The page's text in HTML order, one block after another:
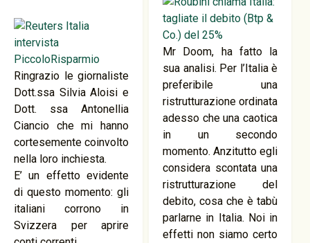
Mr Doom, ha fatto la
sua analisi. Per l’Italia è
preferibile una
ristrutturazione ordinata
adesso che una caotica
in un secondo
momento. Anzitutto egli
considera scontata una
ristrutturazione del
debito, cosa che è tabù
parlarne in Italia. Noi in
effetti non siamo certo
Ringrazio le giornaliste
Dott.ssa Silvia Aloisi e
Dott. ssa Antonellia
Ciancio che mi hanno
cortesemente coinvolto
nella loro inchiesta.
E’ un effetto evidente
di questo momento: gli
italiani corrono in
Svizzera per aprire